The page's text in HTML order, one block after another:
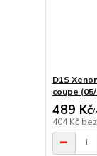
D1S
coupe
489 Kč/
404 Kč